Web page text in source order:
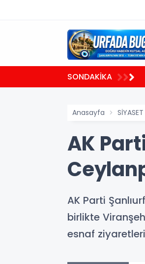
SONDAKİKA
Anasayfa SİYASET
AK
AK Parti
birlikte
esnaf